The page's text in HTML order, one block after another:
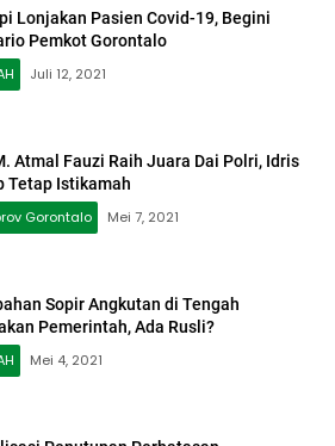
Lonjakan Pasien Covid-19, Begini
Pemkot Gorontalo
Juli 12, 2021
Atmal Fauzi Raih Juara Dai Polri, Idris
Tetap Istikamah
Gorontalo
Mei 7, 2021
Sopir Angkutan di Tengah
Pemerintah, Ada Rusli?
Mei 4, 2021